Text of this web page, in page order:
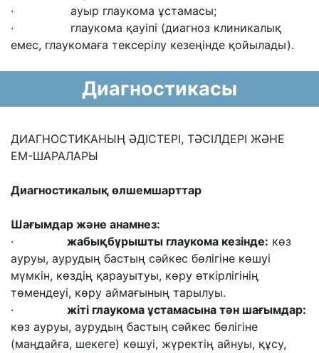
· ауыр глаукома ұстамасы;
· глаукома қауіпі (диагноз клиникалық
емес, глаукомаға тексерілу кезеңінде қойылады).
Диагностикасы
ДИАГНОСТИКАНЫҢ ӘДІСТЕРІ, ТӘСІЛДЕРІ ЖӘНЕ
ЕМ-ШАРАЛАРЫ
Диагностикалық өлшемшарттар
Шағымдар және анамнез:
· жабықбұрышты глаукома кезінде: көз
ауруы, аурудың бастың сәйкес бөлігіне көшуі
мүмкін, көздің қарауытуы, көру өткірлігінің
төмендеуі, көру аймағының тарылуы.
· жіті глаукома ұстамасына тән шағымдар:
көз ауруы, аурудың бастың сәйкес бөлігіне
(маңдайға, шекеге) көшуі, жүректің айнуы, құсу,